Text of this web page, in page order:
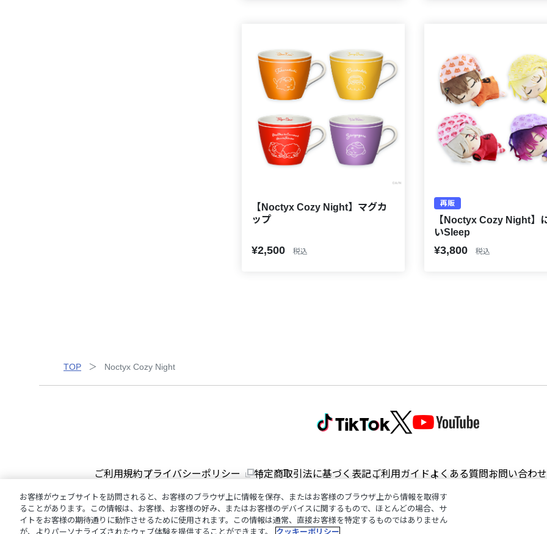
【Noctyx Cozy Night】マグカ
ップ
¥2,500 税込
再販
【Noctyx Cozy Night】
いSleep
¥3,800 税込
TOP Noctyx Cozy Night
ご利用規約プライバシーポリシー 特定商取引法に基づく表記ご利用ガイド よくある質問お問い合わせ
©︎ANYCOLOR, Inc.
お客様がウェブサイトを訪問されると、お客様のブラウザ上に情報を保存、またはお客様のブラウザ上から情報を取得す
ることがあります。この情報は、お客様、お客様の好み、またはお客様のデバイスに関するもので、ほとんどの場合、サ
イトをお客様の期待通りに動作させるために使用されます。この情報は通常、直接お客様を特定するものではありません
が、よりパーソナライズされたウェブ体験を提供することができます。
クッキーポリシー